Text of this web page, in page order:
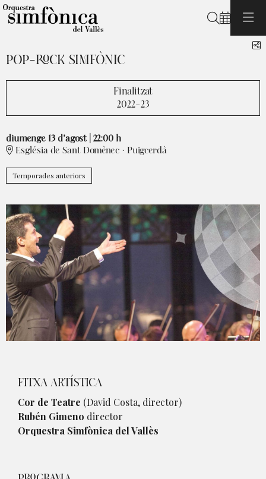
Cerca
POP-ROCK SIMFÒNIC
Finalitzat
2022-23
diumenge 13 d’agost
22:00 h
Església de Sant Domènec · Puigcerdà
Temporades anteriors
FITXA ARTÍSTICA
Cor de Teatre (David Costa, director)
Rubén Gimeno director
Orquestra Simfònica del Vallès